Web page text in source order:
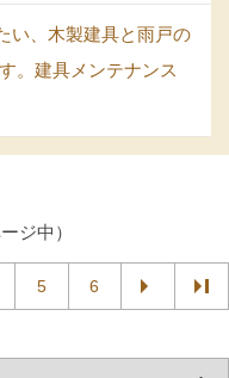
い、木製建具と雨戸の
。建具メンテナンス
ジ中）
5 6